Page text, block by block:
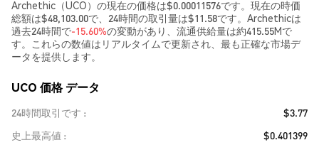
Archethic（UCO）の現在の価格は$0.00011576です。現在の時価
総額は$48,103.00で、24時間の取引量は$11.58です。Archethicは
過去24時間で-15.60%の変動があり、流通供給量は約415.55Mで
す。これらの数値はリアルタイムで更新され、最も正確な市場デ
ータを提供します。
UCO 価格 データ
24時間取引です
$3.77
史上最高値
$0.401399